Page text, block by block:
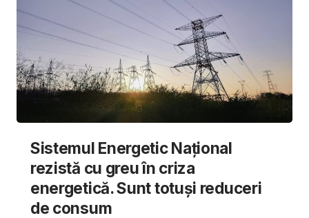
Sistemul Energetic Național
rezistă cu greu în criza
energetică. Sunt totuși reduceri
de consum